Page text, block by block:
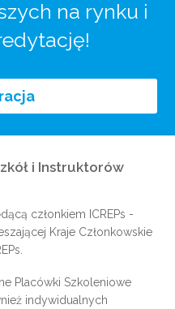
na rynku i
i Instruktorów
członkiem ICREPs -
Kraje Członkowskie
Placówki Szkoleniowe
indywidualnych